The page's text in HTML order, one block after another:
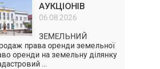
АУКЦІОНІВ
06.08.2026
ЗЕМЕЛЬНИЙ
права оренди земельної
оренди на земельну ділянку
…